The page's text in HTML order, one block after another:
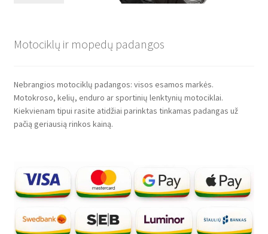
Motociklų ir mopedų padangos
Nebrangios motociklų padangos: visos esamos markės.
Motokroso, kelių, enduro ar sportinių lenktynių motociklai.
Kiekvienam tipui rasite atidžiai parinktas tinkamas padangas už
pačią geriausią rinkos kainą.